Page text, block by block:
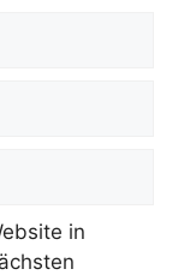
in